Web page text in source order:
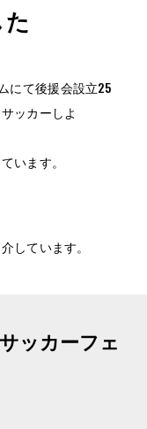
にて後援会設立25
ッカーしよ
います。
しています。
ッカーフェ